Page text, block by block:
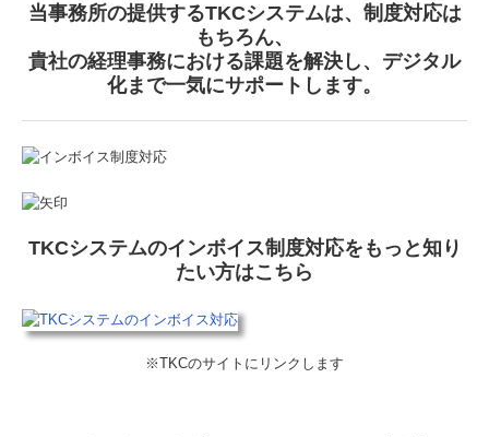
当事務所の提供するTKCシステムは、制度対応は
もちろん、
貴社の経理事務における課題を解決し、デジタル
化まで一気にサポートします。
TKCシステムのインボイス制度対応をもっと知り
たい方はこちら
※TKCのサイトにリンクします